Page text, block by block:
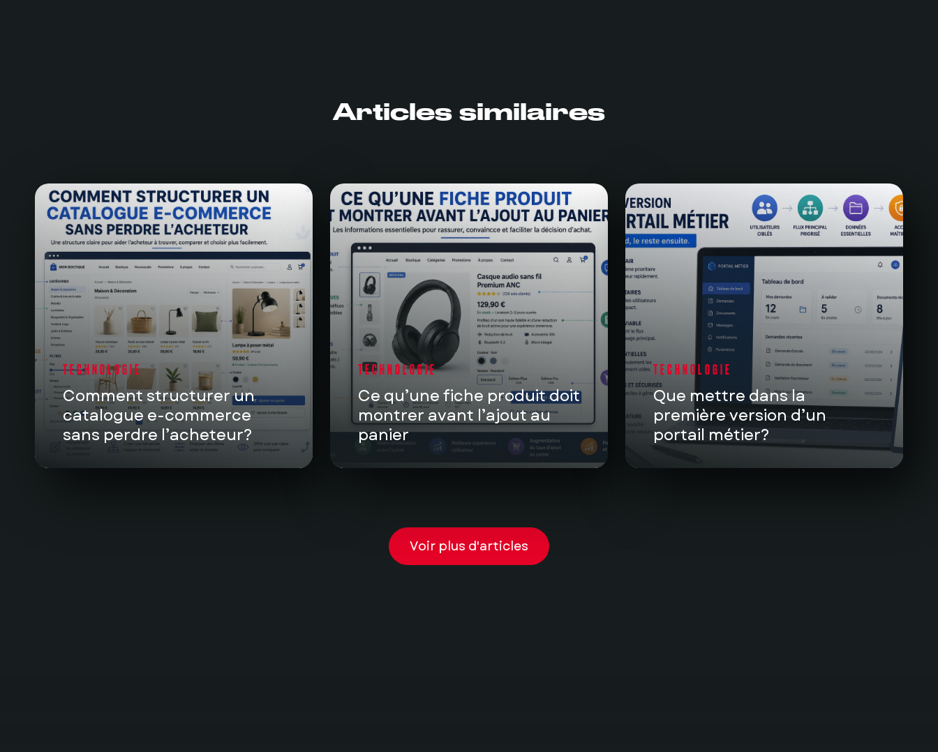
Articles similaires
TECHNOLOGIE
Comment structurer un
catalogue e-commerce
sans perdre l’acheteur?
TECHNOLOGIE
Ce qu’une fiche produit doit
montrer avant l’ajout au
panier
TECHNOLOGIE
Que mettre dans la
première version d’un
portail métier?
Voir plus d'articles